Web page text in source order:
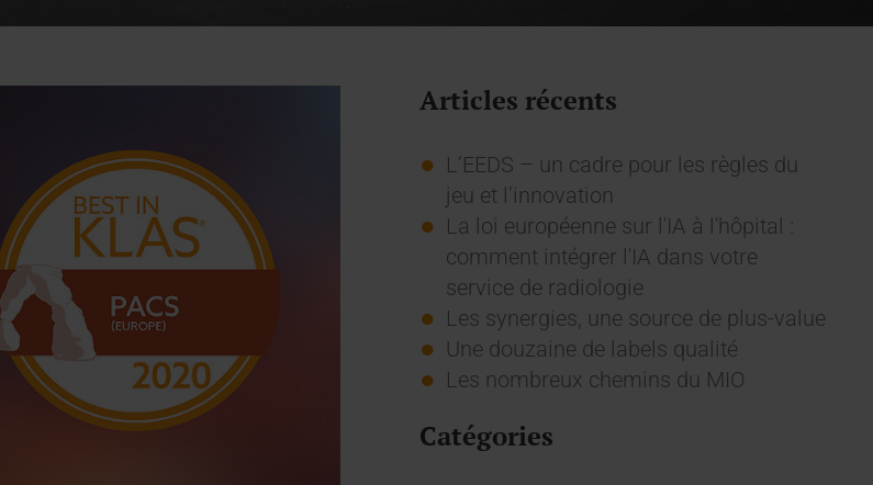
Articles récents
L’EEDS – un cadre pour les règles du
jeu et l’innovation
La loi européenne sur l'IA à l'hôpital :
comment intégrer l'IA dans votre
service de radiologie
Les synergies, une source de plus-value
Une douzaine de labels qualité
Les nombreux chemins du MIO
Catégories